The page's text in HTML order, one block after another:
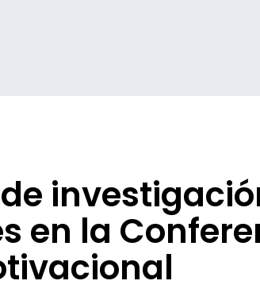
en la